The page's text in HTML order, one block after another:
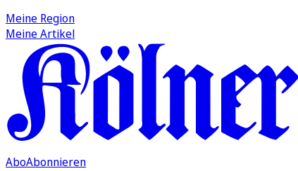
Meine Region
Meine Artikel
AboAbonnieren